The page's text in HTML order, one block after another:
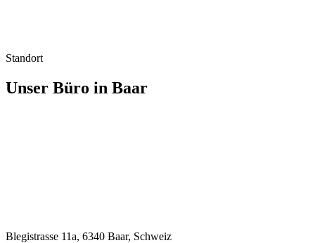
Standort
Unser Büro in Baar
Blegistrasse 11a, 6340 Baar, Schweiz